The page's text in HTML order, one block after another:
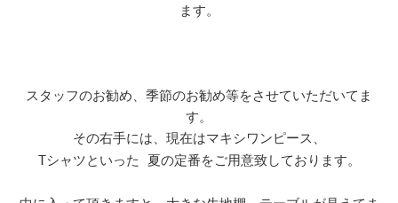
ます。
スタッフのお勧め、季節のお勧め等をさせていただいてま
す。
その右手には、現在はマキシワンピース、
Tシャツといった 夏の定番をご用意致しております。